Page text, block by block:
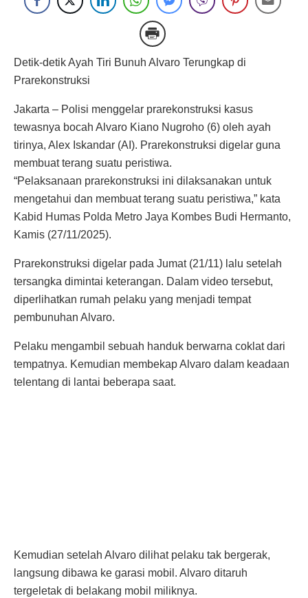
Detik-detik Ayah Tiri Bunuh Alvaro Terungkap di
Prarekonstruksi
Jakarta – Polisi menggelar prarekonstruksi kasus
tewasnya bocah Alvaro Kiano Nugroho (6) oleh ayah
tirinya, Alex Iskandar (AI). Prarekonstruksi digelar guna
membuat terang suatu peristiwa.
“Pelaksanaan prarekonstruksi ini dilaksanakan untuk
mengetahui dan membuat terang suatu peristiwa,” kata
Kabid Humas Polda Metro Jaya Kombes Budi Hermanto,
Kamis (27/11/2025).
Prarekonstruksi digelar pada Jumat (21/11) lalu setelah
tersangka dimintai keterangan. Dalam video tersebut,
diperlihatkan rumah pelaku yang menjadi tempat
pembunuhan Alvaro.
Pelaku mengambil sebuah handuk berwarna coklat dari
tempatnya. Kemudian membekap Alvaro dalam keadaan
telentang di lantai beberapa saat.
Kemudian setelah Alvaro dilihat pelaku tak bergerak,
langsung dibawa ke garasi mobil. Alvaro ditaruh
tergeletak di belakang mobil miliknya.